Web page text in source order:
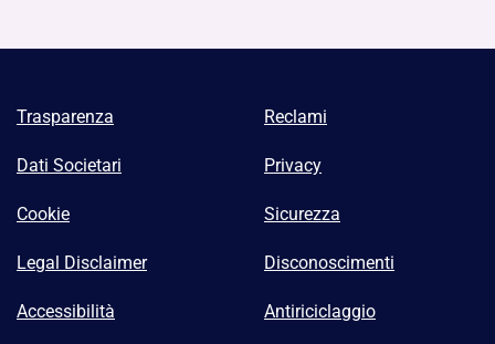
Trasparenza Reclami
Dati Societari Privacy
Cookie Sicurezza
Legal Disclaimer Disconoscimenti
Accessibilità Antiriciclaggio